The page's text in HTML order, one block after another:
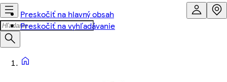
Preskočiť na hlavný obsah
Preskočiť na vyhľadávanie